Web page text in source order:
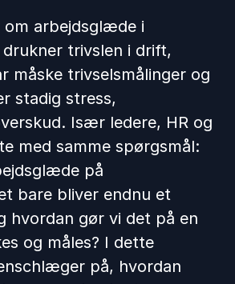
om arbejdsglæde i
drukner trivslen i drift,
måske trivselsmålinger og
stadig stress,
Især ledere, HR og
med samme spørgsmål:
på
bare bliver endnu et
hvordan gør vi det på en
og måles? I dette
på, hvordan